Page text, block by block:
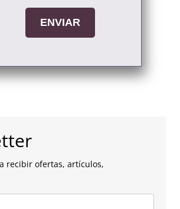
recibir ofertas, artículos,